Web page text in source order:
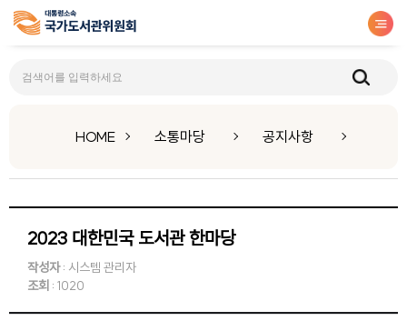
HOME 소통마당 공지사항
2023 대한민국 도서관 한마당
작성자: 시스템 관리자
조회 : 1020